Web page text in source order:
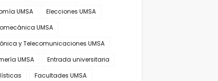
UMSA
Elecciones UMSA
UMSA
y Telecomunicaciones UMSA
UMSA
Entrada universitaria
Facultades UMSA